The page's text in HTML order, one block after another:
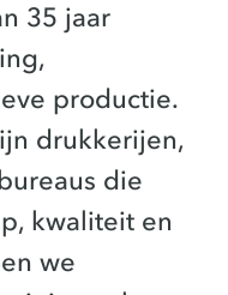
35 jaar
productie.
drukkerijen,
die
kwaliteit en
we